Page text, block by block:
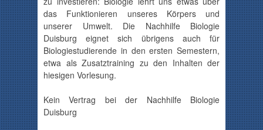
das Funktionieren unseres Körpers und
unserer Umwelt. Die Nachhilfe Biologie
Duisburg eignet sich übrigens auch für
Biologiestudierende in den ersten Semestern,
etwa als Zusatztraining zu den Inhalten der
hiesigen Vorlesung.
Kein Vertrag bei der Nachhilfe Biologie
Duisburg